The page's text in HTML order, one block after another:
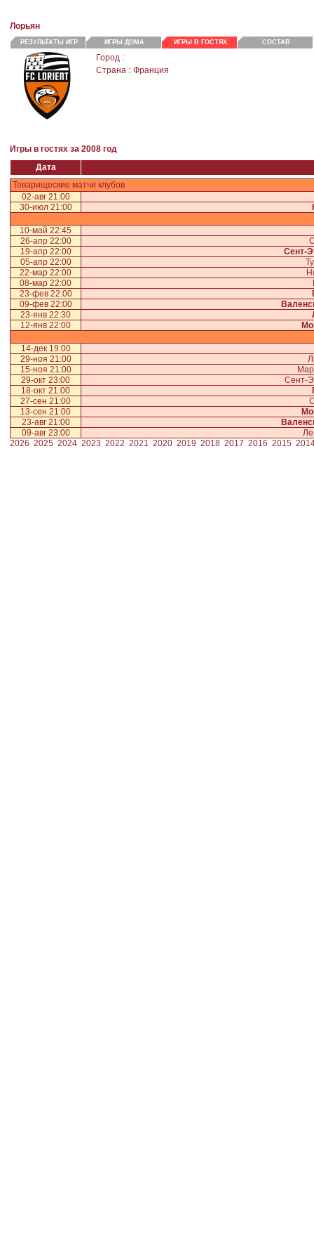
Лорьян
РЕЗУЛЬТАТЫ ИГР ИГРЫ ДОМА ИГРЫ В ГОСТЯХ СОСТАВ
Город :
Страна : Франция
Игры в гостях за 2008 год
Дата
Товарищеские матчи клубов
02-авг 21:00
30-июл 21:00
10-май 22:45
26-апр 22:00
19-апр 22:00
Сент-
05-апр 22:00
22-мар 22:00
08-мар 22:00
23-фев 22:00
09-фев 22:00
23-янв 22:30
12-янв 22:00
14-дек 19:00
29-ноя 21:00
15-ноя 21:00
29-окт 23:00
Сент-
18-окт 21:00
27-сен 21:00
13-сен 21:00
23-авг 21:00
09-авг 23:00
2026 2025 2024 2023 2022 2021 2020 2019 2018 2017 2016 2015